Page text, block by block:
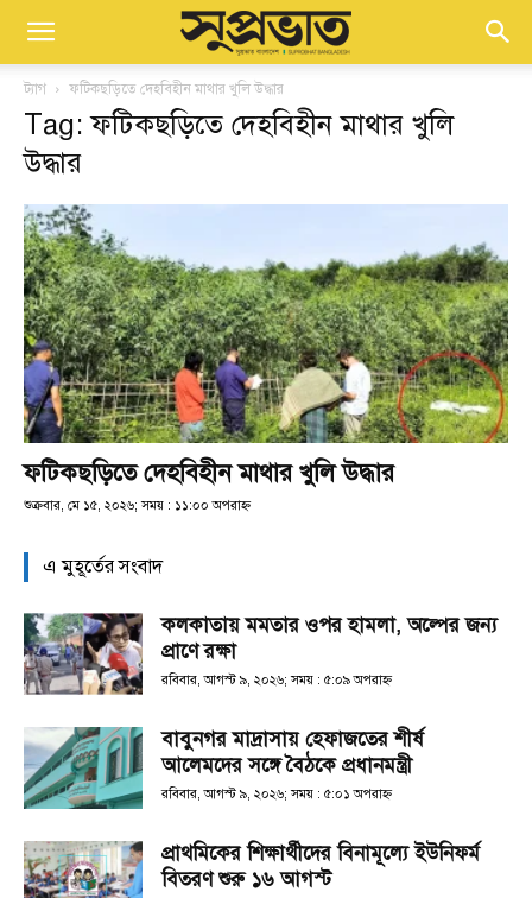
ট্যাগ ফটিকছড়িতে দেহবিহীন মাথার খুলি উদ্ধার
Tag: ফটিকছড়িতে দেহবিহীন মাথার খুলি
উদ্ধার
ফটিকছড়িতে দেহবিহীন মাথার খুলি উদ্ধার
শুক্রবার, মে ১৫, ২০২৬; সময় : ১১:০০ অপরাহ্ণ
এ মুহূর্তের সংবাদ
কলকাতায় মমতার ওপর হামলা, অল্পের জন্য
প্রাণে রক্ষা
রবিবার, আগস্ট ৯, ২০২৬; সময় : ৫:০৯ অপরাহ্ণ
বাবুনগর মাদ্রাসায় হেফাজতের শীর্ষ
আলেমদের সঙ্গে বৈঠকে প্রধানমন্ত্রী
রবিবার, আগস্ট ৯, ২০২৬; সময় : ৫:০১ অপরাহ্ণ
প্রাথমিকের শিক্ষার্থীদের বিনামূল্যে ইউনিফর্ম
বিতরণ শুরু ১৬ আগস্ট